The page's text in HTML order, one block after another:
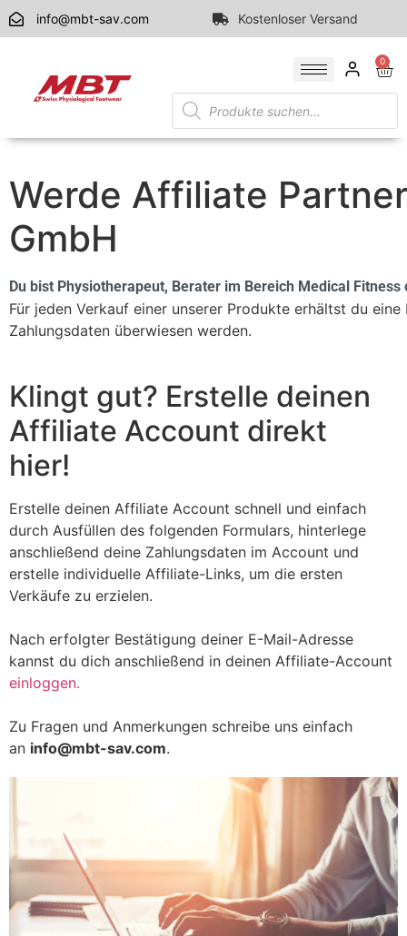
info@mbt-sav.com Kostenloser Versand
0
Werde Affiliate
GmbH
Du bist Physiotherapeut, Berater im Bereich Medical
Für jeden Verkauf einer unserer Produkte erhältst du
Zahlungsdaten überwiesen werden.
Klingt gut? Erstelle deinen
Affiliate Account direkt
hier!
Erstelle deinen Affiliate Account schnell und einfach
durch Ausfüllen des folgenden Formulars, hinterlege
anschließend deine Zahlungsdaten im Account und
erstelle individuelle Affiliate-Links, um die ersten
Verkäufe zu erzielen.
Nach erfolgter Bestätigung deiner E-Mail-Adresse
kannst du dich anschließend in deinen Affiliate-Account
einloggen.
Zu Fragen und Anmerkungen schreibe uns einfach
an info@mbt-sav.com.